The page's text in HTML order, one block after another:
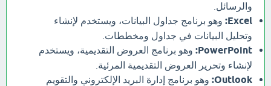
والرسائل.
Excel: وهو برنامج جداول البيانات، ويستخدم لإنشاء
وتحليل البيانات في جداول ومخططات.
PowerPoint: وهو برنامج العروض التقديمية، ويستخدم
لإنشاء وتحرير العروض التقديمية المرئية.
Outlook: وهو برنامج إدارة البريد الإلكتروني والتقويم